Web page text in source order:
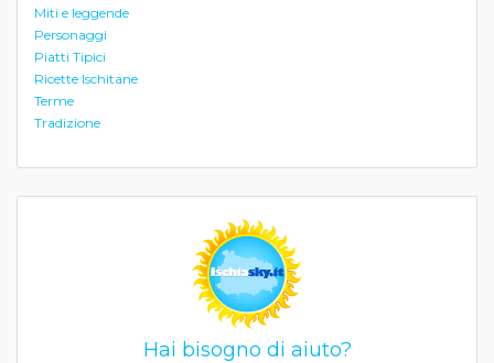
Miti e leggende
Personaggi
Piatti Tipici
Ricette Ischitane
Terme
Tradizione
Hai bisogno di aiuto?